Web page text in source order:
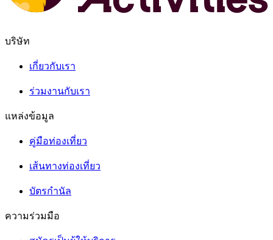
บริษัท
เกี่ยวกับเรา
ร่วมงานกับเรา
แหล่งข้อมูล
คู่มือท่องเที่ยว
เส้นทางท่องเที่ยว
บัตรกำนัล
ความร่วมมือ